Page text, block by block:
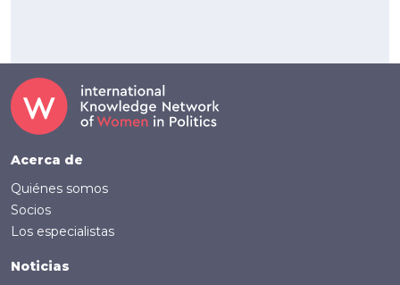
Footer (Spanish)
Acerca de
Quiénes somos
Socios
Los especialistas
Noticias